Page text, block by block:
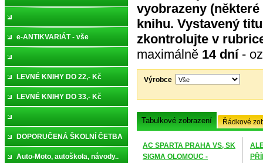
e-ANTIKVARIÁT - vše
LEVNÉ KNIHY DO 22,- Kč
LEVNÉ KNIHY DO 33,- Kč
DOPORUČENÁ ŠKOLNÍ ČETBA
» Auto-Moto, autoškola, návody..
vyobrazeny
knihu. Vystavený
zkontrolujte v
maximálně 14 dní-
Výrobce
Tabulkové zobrazení Řádkové
AC SPARTA PRAHA VS, SK
SIGMA OLOMOUC -